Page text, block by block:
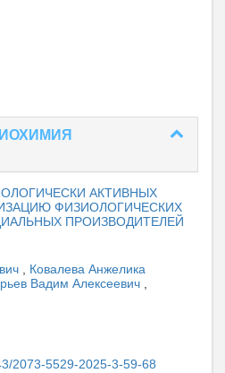
АКТИВНЫХ
ФИЗИОЛОГИЧЕСКИХ
ПРОИЗВОДИТЕЛЕЙ
Ковалева Анжелика
Вадим Алексеевич
2073-5529-2025-3-59-68